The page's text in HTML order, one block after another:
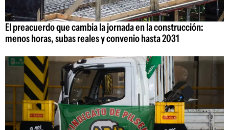
El preacuerdo que cambia la jornada en la construcción:
menos horas, subas reales y convenio hasta 2031